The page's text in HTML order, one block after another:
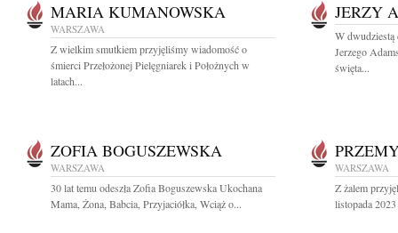
MARIA KUMANOWSKA
WARSZAWA
Z wielkim smutkiem przyjęliśmy wiadomość o
śmierci Przełożonej Pielęgniarek i Położnych w
latach...
JERZY
W dwudziestą
Jerzego
święta...
ZOFIA BOGUSZEWSKA
WARSZAWA
30 lat temu odeszła Zofia Boguszewska Ukochana
Mama, Żona, Babcia, Przyjaciółka, Wciąż o...
WARSZAWA
Z żalem
listopada